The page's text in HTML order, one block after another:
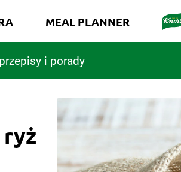
i porady
MEAL PLANNER
ryż